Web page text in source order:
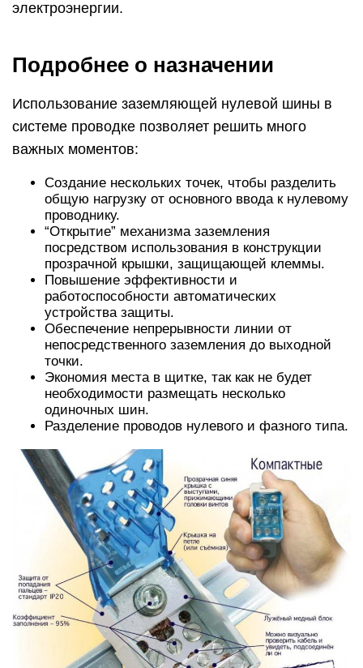
электроэнергии.
Подробнее о назначении
Использование заземляющей нулевой шины в
системе проводке позволяет решить много
важных моментов:
Создание нескольких точек, чтобы разделить
общую нагрузку от основного ввода к нулевому
проводнику.
“Открытие” механизма заземления
посредством использования в конструкции
прозрачной крышки, защищающей клеммы.
Повышение эффективности и
работоспособности автоматических
устройства защиты.
Обеспечение непрерывности линии от
непосредственного заземления до выходной
точки.
Экономия места в щитке, так как не будет
необходимости размещать несколько
одиночных шин.
Разделение проводов нулевого и фазного типа.